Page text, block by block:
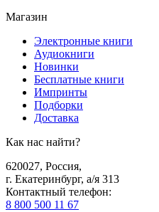
Магазин
Электронные книги
Аудиокниги
Новинки
Бесплатные книги
Импринты
Подборки
Доставка
Как нас найти?
620027, Россия,
г. Екатеринбург, а/я 313
Контактный телефон:
8 800 500 11 67